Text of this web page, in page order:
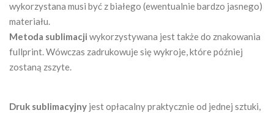
wykorzystana musi być z białego (ewentualnie bardzo jasnego)
materiału.
Metoda sublimacji wykorzystywana jest także do znakowania
fullprint. Wówczas zadrukowuje się wykroje, które później
zostaną zszyte.
Druk sublimacyjny jest opłacalny praktycznie od jednej sztuki,